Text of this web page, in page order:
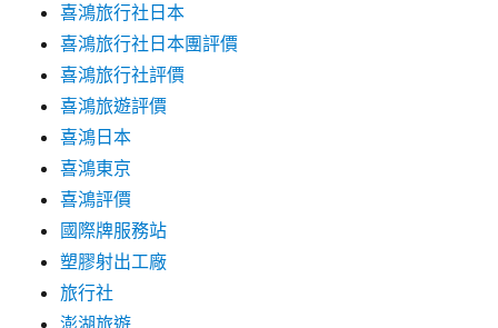
喜鴻旅行社日本
喜鴻旅行社日本團評價
喜鴻旅行社評價
喜鴻旅遊評價
喜鴻日本
喜鴻東京
喜鴻評價
國際牌服務站
塑膠射出工廠
旅行社
澎湖旅遊